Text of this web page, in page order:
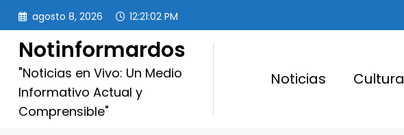
Saltar
contenido
agosto 8, 2026 12:21:03 PM
Notinformardos
"Noticias en Vivo: Un Medio
Informativo Actual y
Comprensible"
Noticias Cultura